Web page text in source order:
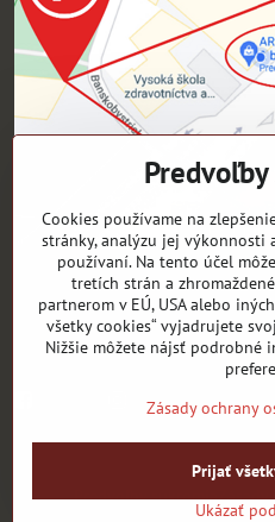
Pre zákazníkov
Sledujte naše novinky
instagram
©2026
Predvoľby súkromia
Cookies používame na
stránky, analýzu jej výkonnosti
používaní. Na tento účel
tretích strán a
partnerom v EÚ, USA alebo
všetky cookies“ vyjadrujete
Nižšie môžete nájsť podrobné
Zásady ochrany
Ukázať
Prijať